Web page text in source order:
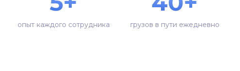
опыт каждого сотрудника грузов в пути ежедневно